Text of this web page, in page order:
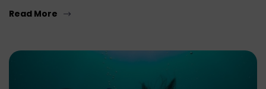
Read More